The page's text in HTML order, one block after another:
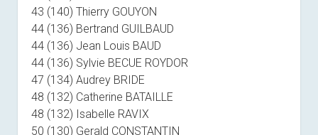
43 (140) Thierry GOUYON
44 (136) Bertrand GUILBAUD
44 (136) Jean Louis BAUD
44 (136) Sylvie BECUE ROYDOR
47 (134) Audrey BRIDE
48 (132) Catherine BATAILLE
48 (132) Isabelle RAVIX
50 (130) Gerald CONSTANTIN